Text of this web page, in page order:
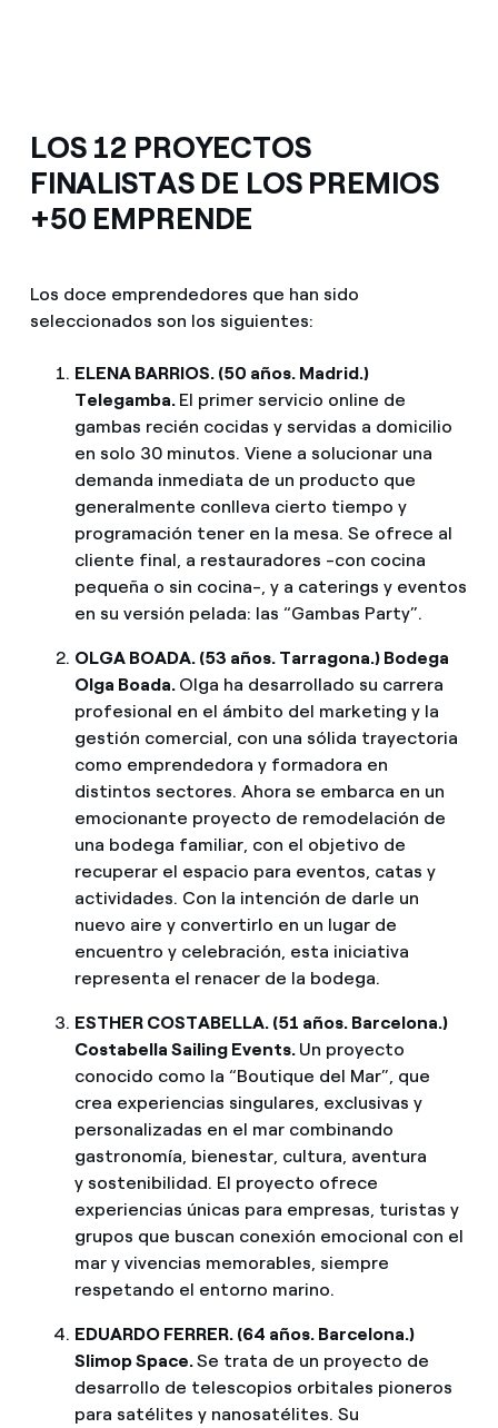
LOS 12 PROYECTOS
FINALISTAS DE LOS PREMIOS
+50 EMPRENDE
Los doce emprendedores que han sido
seleccionados son los siguientes:
ELENA BARRIOS. (50 años. Madrid.)
Telegamba. El primer servicio online de
gambas recién cocidas y servidas a domicilio
en solo 30 minutos. Viene a solucionar una
demanda inmediata de un producto que
generalmente conlleva cierto tiempo y
programación tener en la mesa. Se ofrece al
cliente final, a restauradores -con cocina
pequeña o sin cocina-, y a caterings y eventos
en su versión pelada: las “Gambas Party”.
OLGA BOADA. (53 años. Tarragona.) Bodega
Olga Boada. Olga ha desarrollado su carrera
profesional en el ámbito del marketing y la
gestión comercial, con una sólida trayectoria
como emprendedora y formadora en
distintos sectores. Ahora se embarca en un
emocionante proyecto de remodelación de
una bodega familiar, con el objetivo de
recuperar el espacio para eventos, catas y
actividades. Con la intención de darle un
nuevo aire y convertirlo en un lugar de
encuentro y celebración, esta iniciativa
representa el renacer de la bodega.
ESTHER COSTABELLA. (51 años. Barcelona.)
Costabella Sailing Events. Un proyecto
conocido como la “Boutique del Mar”, que
crea experiencias singulares, exclusivas y
personalizadas en el mar combinando
gastronomía, bienestar, cultura, aventura
y sostenibilidad. El proyecto ofrece
experiencias únicas para empresas, turistas y
grupos que buscan conexión emocional con el
mar y vivencias memorables, siempre
respetando el entorno marino.
EDUARDO FERRER. (64 años. Barcelona.)
Slimop Space.Se trata de un proyecto de
desarrollo de telescopios orbitales pioneros
para satélites y nanosatélites. Su